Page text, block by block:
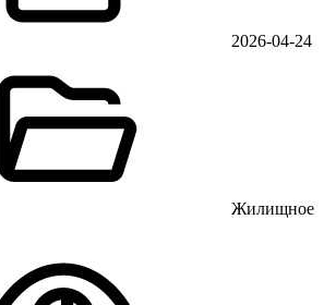
2026-04-24
Жилищное